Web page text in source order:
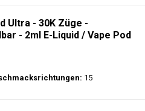
Ultra - 30K Züge -
- 2ml E-Liquid / Vape Pod
15